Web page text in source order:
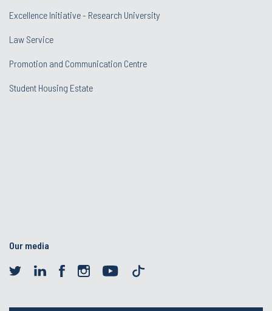
Excellence Initiative - Research University
Law Service
Promotion and Communication Centre
Student Housing Estate
Our media